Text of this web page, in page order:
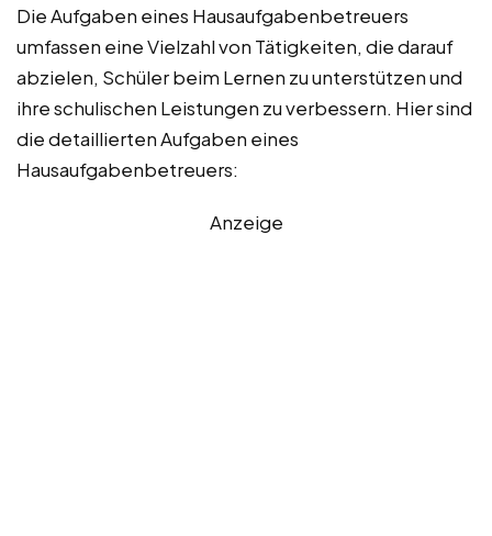
Die Aufgaben eines Hausaufgabenbetreuers
umfassen eine Vielzahl von Tätigkeiten, die darauf
abzielen, Schüler beim Lernen zu unterstützen und
ihre schulischen Leistungen zu verbessern. Hier sind
die detaillierten Aufgaben eines
Hausaufgabenbetreuers:
Anzeige